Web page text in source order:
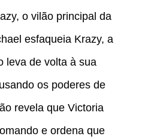
o vilão principal da
esfaqueia Krazy, a
leva de volta à sua
os poderes de
revela que Victoria
e ordena que